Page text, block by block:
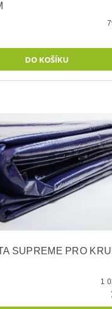
SUPREME PRO